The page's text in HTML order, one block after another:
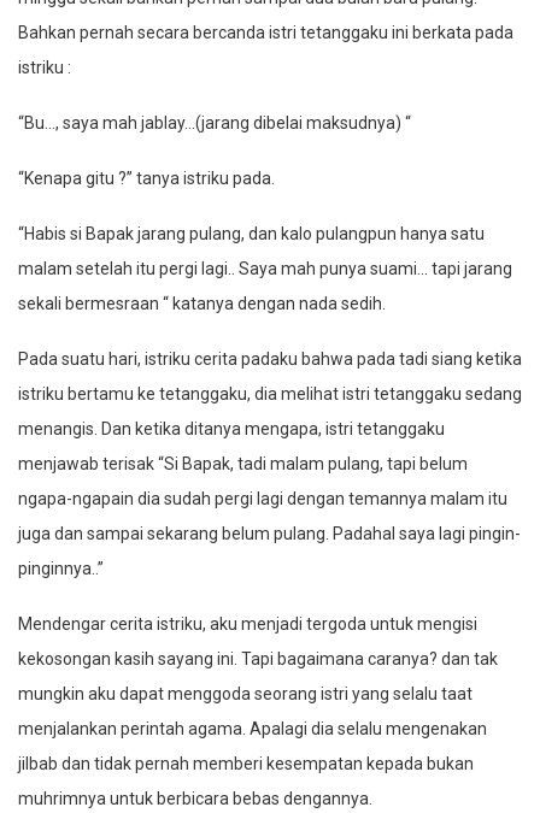
Bahkan pernah secara bercanda istri tetanggaku ini berkata pada
istriku :
“Bu…, saya mah jablay…(jarang dibelai maksudnya) “
“Kenapa gitu ?” tanya istriku pada.
“Habis si Bapak jarang pulang, dan kalo pulangpun hanya satu
malam setelah itu pergi lagi.. Saya mah punya suami… tapi jarang
sekali bermesraan “ katanya dengan nada sedih.
Pada suatu hari, istriku cerita padaku bahwa pada tadi siang ketika
istriku bertamu ke tetanggaku, dia melihat istri tetanggaku sedang
menangis. Dan ketika ditanya mengapa, istri tetanggaku
menjawab terisak “Si Bapak, tadi malam pulang, tapi belum
ngapa-ngapain dia sudah pergi lagi dengan temannya malam itu
juga dan sampai sekarang belum pulang. Padahal saya lagi pingin-
pinginnya..”
Mendengar cerita istriku, aku menjadi tergoda untuk mengisi
kekosongan kasih sayang ini. Tapi bagaimana caranya? dan tak
mungkin aku dapat menggoda seorang istri yang selalu taat
menjalankan perintah agama. Apalagi dia selalu mengenakan
jilbab dan tidak pernah memberi kesempatan kepada bukan
muhrimnya untuk berbicara bebas dengannya.